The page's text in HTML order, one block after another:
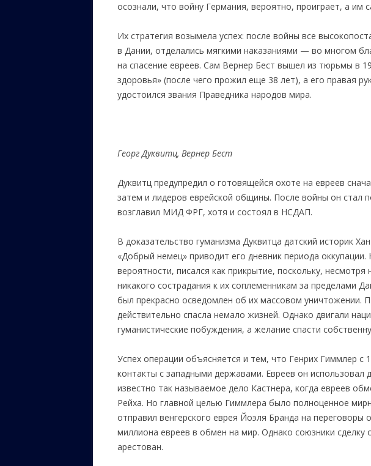
осознали, что войну Германия, вероятно, проиграет, а им
Их стратегия возымела успех: после войны все
в Дании, отделались мягкими наказаниями — во многом
на спасение евреев. Сам Вернер Бест вышел из тюрьмы в
здоровья» (после чего прожил еще 38 лет), а его правая
удостоился звания Праведника народов мира.
Георг Дуквитц, Вернер Бест
Дуквитц предупредил о готовящейся охоте на евреев
затем и лидеров еврейской общины. После войны он стал
возглавил МИД ФРГ, хотя и состоял в НСДАП.
В доказательство гуманизма Дуквитца датский историк
«Добрый немец» приводит его дневник периода оккупации.
вероятности, писался как прикрытие, поскольку, несмотря
никакого сострадания к их соплеменникам за пределами
был прекрасно осведомлен об их массовом уничтожении.
действительно спасла немало жизней. Однако двигали
гуманистические побуждения, а желание спасти
Успех операции объясняется и тем, что Генрих Гиммлер с
контакты с западными державами. Евреев он использовал
известно так называемое дело Кастнера, когда евреев
Рейха. Но главной целью Гиммлера было полноценное
отправил венгерского еврея Йоэля Бранда на
миллиона евреев в обмен на мир. Однако союзники сделку
арестован.